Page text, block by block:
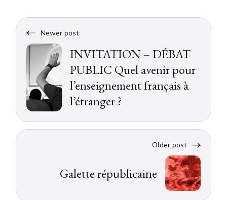
Newer post
INVITATION – DÉBAT
PUBLIC Quel avenir pour
l’enseignement français à
l’étranger ?
Older post
Galette républicaine